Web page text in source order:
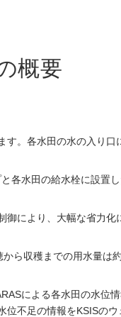
概要
。各水田の水の入り口
各水田の給水栓に設置
により、大幅な省力化
ら収穫までの用水量は
による各水田の水位
不足の情報をKSISの